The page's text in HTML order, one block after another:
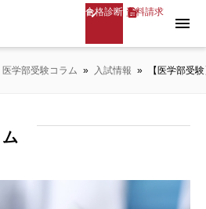
合格診断 資料請求
menu
医学部受験コラム » 入試情報 » 【医学部受